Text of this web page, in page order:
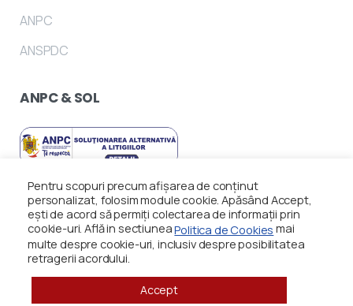
ANPC
ANSPDC
ANPC & SOL
Pentru scopuri precum afișarea de conținut
personalizat, folosim module cookie. Apăsând Accept,
ești de acord să permiți colectarea de informații prin
cookie-uri. Află in sectiuneaPolitica de Cookies mai
multe despre cookie-uri, inclusiv despre posibilitatea
retragerii acordului.
Accept